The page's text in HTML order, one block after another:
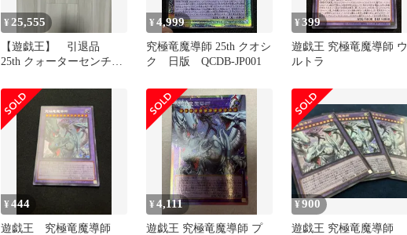
¥ 25,555
【遊戯王】 引退品
25th クォーターセンチュ
まとめ売り
¥4,999
究極竜魔導師 25th クオシ
ク 日版 QCDB-JP001
¥399
遊戯王 究極竜魔導師 ウ
ルトラ
¥444
遊戯王 究極竜魔導師
¥4,111
遊戯王 究極竜魔導師 プ
¥900
遊戯王 究極竜魔導師